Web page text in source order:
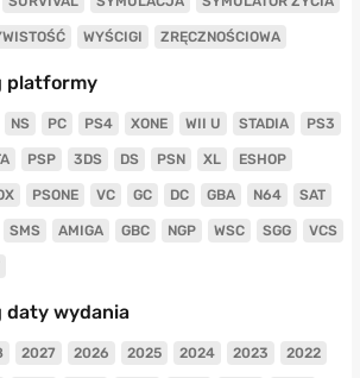
WYŚCIGI ZRĘCZNOŚCIOWA
platformy
NS PC PS4 XONE WII U STADIA PS3
PSP 3DS DS PSN XL ESHOP
PSONE VC GC DC GBA N64 SAT
SMS AMIGA GBC NGP WSC SGG VCS
daty wydania
2027 2026 2025 2024 2023 2022